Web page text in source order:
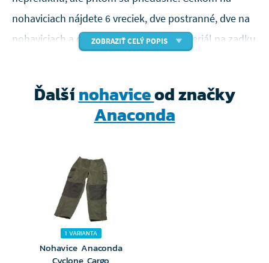
nohaviciach nájdete 6 vreciek, dve postranné, dve na
nohaviciach a dve zadné. Zosilnený materiál na zadku
• UV ochrana
Vodný stĺpec:10 000mm
Priedušnosť:
3 000g / m2
65% polyester, 35% bavlna
ZOBRAZIŤ CELÝ POPIS
Ďalšínohaviceod značky
Anaconda
1 VARIANTA
Nohavice Anaconda